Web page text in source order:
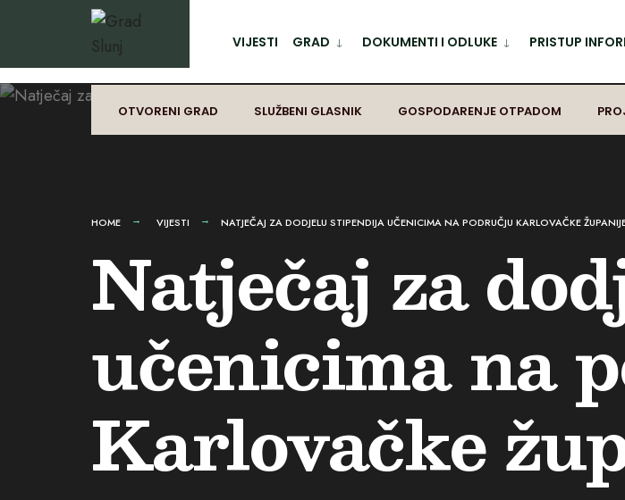
Preskoči
na
sadržaj
VIJESTI GRAD DOKUMENTI I ODLUKE PRISTUP
OTVORENI GRAD SLUŽBENI GLASNIK GOSPODARENJE OTPADOM
HOME VIJESTI NATJEČAJ ZA DODJELU STIPENDIJA UČENICIMA NA PODRUČJU KARLOVAČKE
Natječaj za
učenicima na
Karlovačke